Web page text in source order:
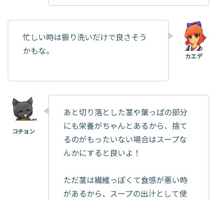
忙しい時は振り洗いだけで良さそう
かもな。
あと切り落とした茎や葉っぱの部分
にも栄養がちゃんとあるから、捨て
るのがもったいない場合はスープな
んかにすると良いよ！
ただ茎は繊維っぽくて食感が悪い時
があるから、スープの出汁として使